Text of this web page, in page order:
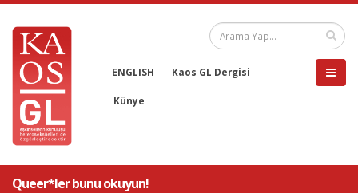
ENGLISH Kaos GL Dergisi
Künye
Queer*ler bunu okuyun!